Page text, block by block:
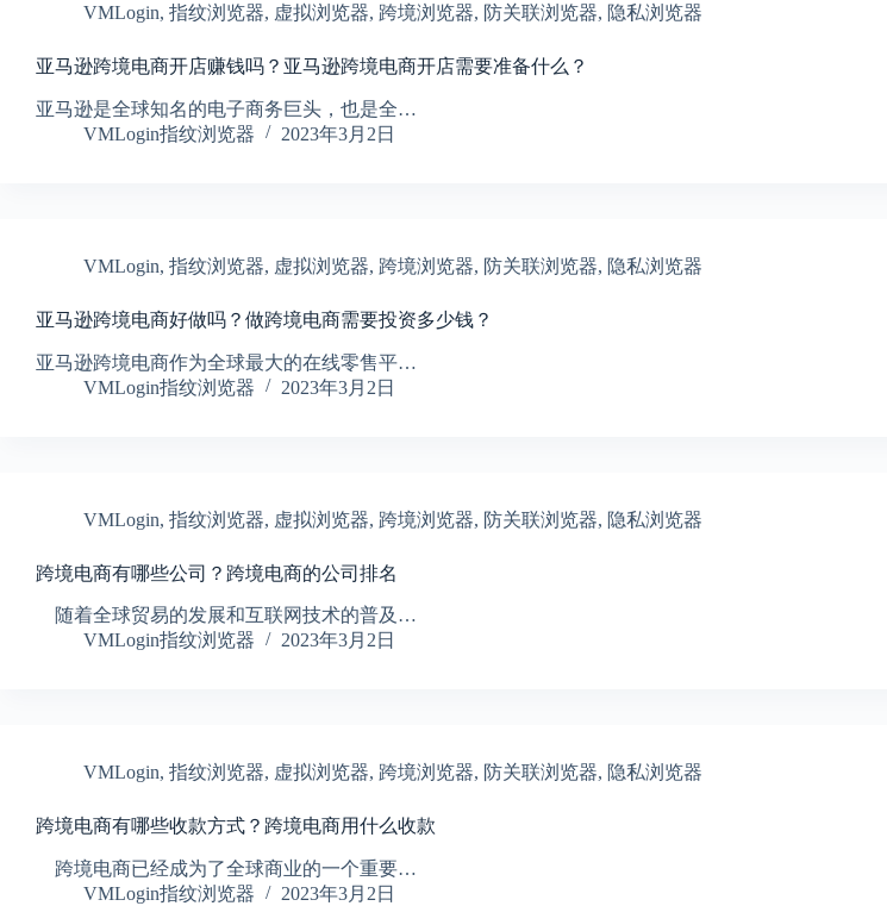
VMLogin, 指纹浏览器, 虚拟浏览器, 跨境浏览器, 防关联浏览器, 隐私浏览器
亚马逊跨境电商开店赚钱吗？亚马逊跨境电商开店需要准备什么？
亚马逊是全球知名的电子商务巨头，也是全…
VMLogin指纹浏览器
2023年3月2日
VMLogin, 指纹浏览器, 虚拟浏览器, 跨境浏览器, 防关联浏览器, 隐私浏览器
亚马逊跨境电商好做吗？做跨境电商需要投资多少钱？
亚马逊跨境电商作为全球最大的在线零售平…
VMLogin指纹浏览器
2023年3月2日
VMLogin, 指纹浏览器, 虚拟浏览器, 跨境浏览器, 防关联浏览器, 隐私浏览器
跨境电商有哪些公司？跨境电商的公司排名
随着全球贸易的发展和互联网技术的普及…
VMLogin指纹浏览器
2023年3月2日
VMLogin, 指纹浏览器, 虚拟浏览器, 跨境浏览器, 防关联浏览器, 隐私浏览器
跨境电商有哪些收款方式？跨境电商用什么收款
跨境电商已经成为了全球商业的一个重要…
VMLogin指纹浏览器
2023年3月2日